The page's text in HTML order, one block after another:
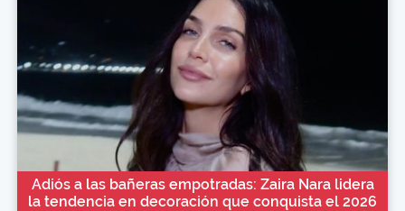
Adiós a las bañeras empotradas: Zaira Nara lidera
la tendencia en decoración que conquista el 2026